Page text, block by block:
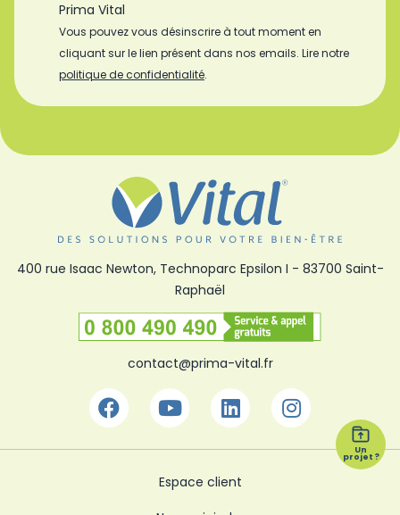
Un
projet ?
Prima Vital
Vous pouvez vous désinscrire à tout moment en
cliquant sur le lien présent dans nos emails. Lire notre
politique de confidentialité.
400 rue Isaac Newton, Technoparc Epsilon I - 83700 Saint-
Raphaël
contact@prima-vital.fr
Facebook
YoutubeLinkedin
Espace client